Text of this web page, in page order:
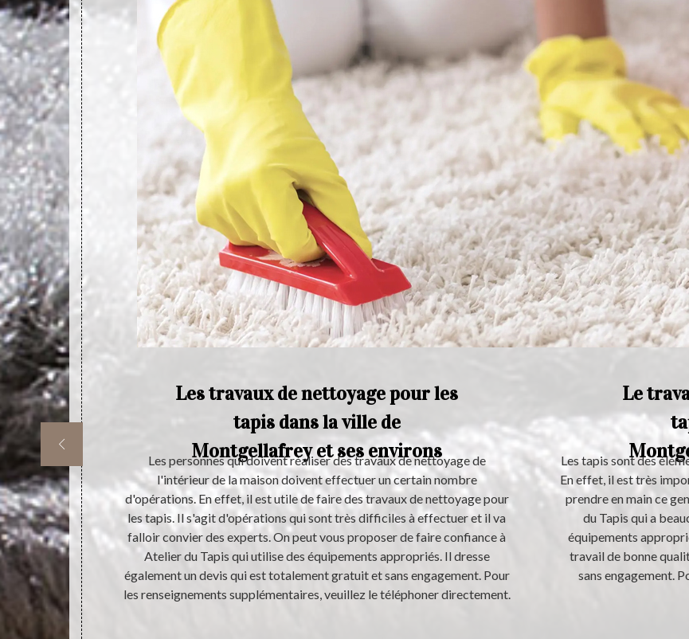
réalisation
avant de
des
d’un
en
d’un
Les travaux de nettoyage pour les
tapis dans la ville de
Montgellafrey et ses environs
Les personnes qui doivent réaliser des travaux de nettoyage de
l'intérieur de la maison doivent effectuer un certain nombre
d'opérations. En effet, il est utile de faire des travaux de nettoyage pour
les tapis. Il s'agit d'opérations qui sont très difficiles à effectuer et il va
falloir convier des experts. On peut vous proposer de faire confiance à
Atelier du Tapis qui utilise des équipements appropriés. Il dresse
également un devis qui est totalement gratuit et sans engagement. Pour
les renseignements supplémentaires, veuillez le téléphoner directement.
Le
Les tapis sont des
En effet, il est très
prendre en main ce
du Tapis qui a
équipements
travail de bonne
sans engagement.